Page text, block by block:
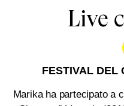
Live
FESTIVAL DEL
Marika ha partecipato a